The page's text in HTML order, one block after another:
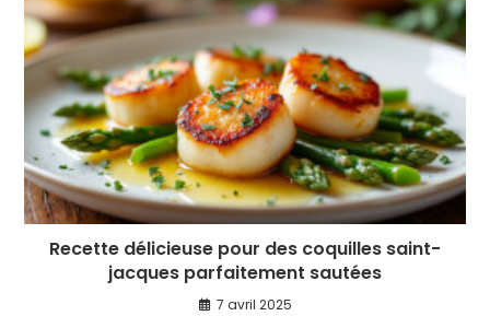
Recette délicieuse pour des coquilles saint-
jacques parfaitement sautées
7 avril 2025